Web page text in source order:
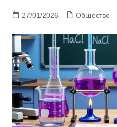
27/01/2026 Общество